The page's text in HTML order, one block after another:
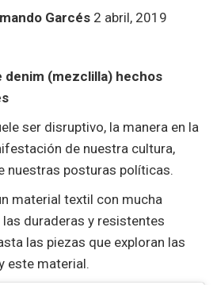
Garcés 2 abril, 2019
denim (mezclilla) hechos
ser disruptivo, la manera en la
de nuestra cultura,
nuestras posturas políticas.
material textil con mucha
duraderas y resistentes
las piezas que exploran las
este material.